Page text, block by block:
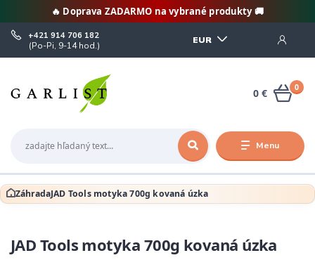
🔥 Doprava ZADARMO na vybrané produkty 🚚
Menu
EUR
+421 914 706 182
(Po-Pi, 9-14 hod.)
0
0 €
ZáhradaJAD Tools motyka 700g kovaná úzka
JAD Tools motyka 700g kovaná úzka